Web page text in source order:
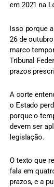
em 2021 na
Isso porque
26 de
marco
Tribunal
prazos
A corte
o Estado
porque o
devem ser
legislação.
O texto que
fala em
prazos, e a